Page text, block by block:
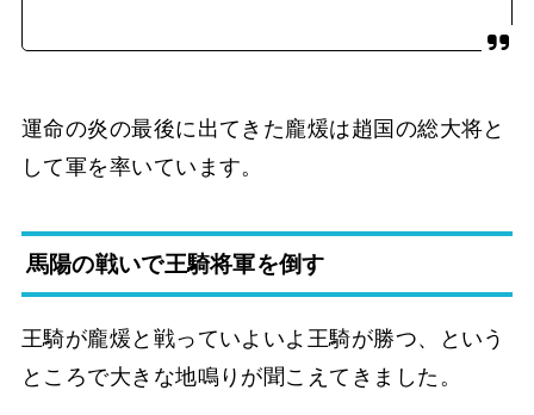
運命の炎の最後に出てきた龐煖は趙国の総大将と
して軍を率いています。
馬陽の戦いで王騎将軍を倒す
王騎が龐煖と戦っていよいよ王騎が勝つ、という
ところで大きな地鳴りが聞こえてきました。